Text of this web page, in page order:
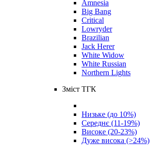
Amnesia
Big Bang
Critical
Lowryder
Brazilian
Jack Herer
White Widow
White Russian
Northern Lights
Зміст ТГК
Низьке (до 10%)
Середнє (11-19%)
Високе (20-23%)
Дуже висока (>24%)